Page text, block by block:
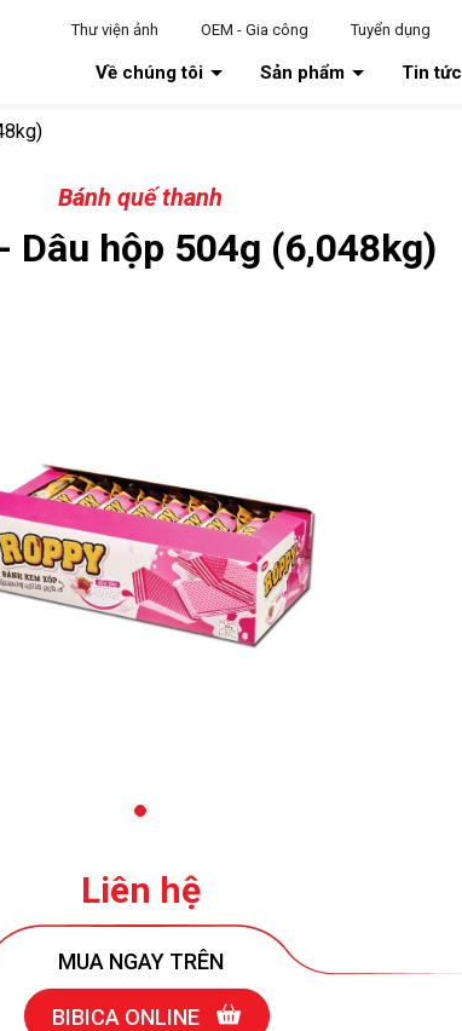
Thư viện ảnh OEM - Gia công Tuyển dụng
Về chúng tôi Sản phẩm Tin tức
Bánh quế thanh
Dâu hộp 504g (6,048kg)
Liên hệ
MUA NGAY TRÊN
BIBICA ONLINE